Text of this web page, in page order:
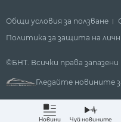
Новини Чуй новините
Общи условия за ползване
Политика за защита на
©БНТ. Всички права запазени
Гледайте новините